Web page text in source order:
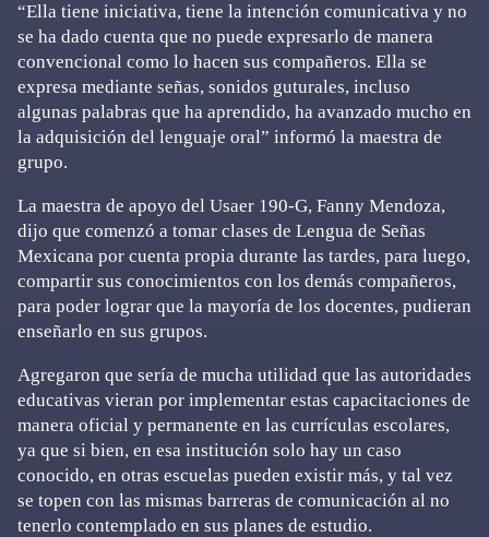
“Ella tiene iniciativa, tiene la intención comunicativa y no
se ha dado cuenta que no puede expresarlo de manera
convencional como lo hacen sus compañeros. Ella se
expresa mediante señas, sonidos guturales, incluso
algunas palabras que ha aprendido, ha avanzado mucho en
la adquisición del lenguaje oral” informó la maestra de
grupo.
La maestra de apoyo del Usaer 190-G, Fanny Mendoza,
dijo que comenzó a tomar clases de Lengua de Señas
Mexicana por cuenta propia durante las tardes, para luego,
compartir sus conocimientos con los demás compañeros,
para poder lograr que la mayoría de los docentes, pudieran
enseñarlo en sus grupos.
Agregaron que sería de mucha utilidad que las autoridades
educativas vieran por implementar estas capacitaciones de
manera oficial y permanente en las currículas escolares,
ya que si bien, en esa institución solo hay un caso
conocido, en otras escuelas pueden existir más, y tal vez
se topen con las mismas barreras de comunicación al no
tenerlo contemplado en sus planes de estudio.